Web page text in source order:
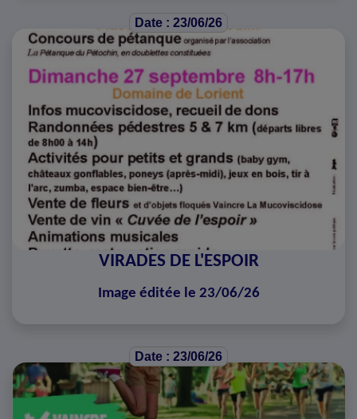
Date : 23/06/26
VIRADES DE L'ESPOIR
Image éditée le 23/06/26
Date : 23/06/26